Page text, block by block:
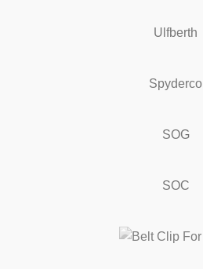
Ulfberth
Spyderco
SOG
SOC